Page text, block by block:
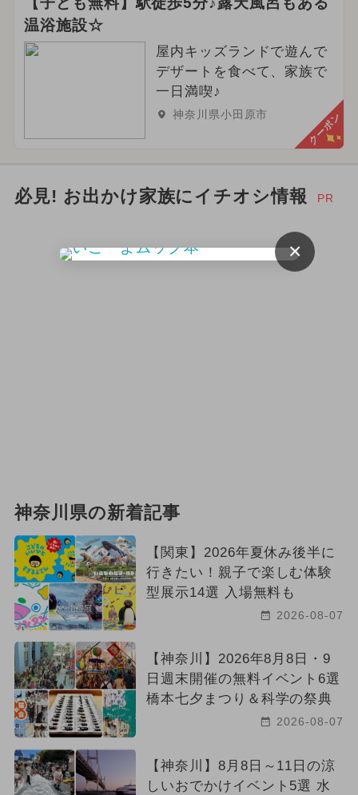
温浴施設☆
屋内キッズランドで遊んで
デザートを食べて、家族で
一日満喫♪
神奈川県小田原市 クーポン
必見! お出かけ家族にイチオシ情報 PR
神奈川県の新着記事
【関東】2026年夏休み後半に
行きたい！親子で楽しむ体験
型展示14選 入場無料も
2026-08-07
【神奈川】2026年8月8日・9
日週末開催の無料イベント6選
橋本七夕まつり＆科学の祭典
2026-08-07
【神奈川】8月8日～11日の涼
しいおでかけイベント5選 水
×